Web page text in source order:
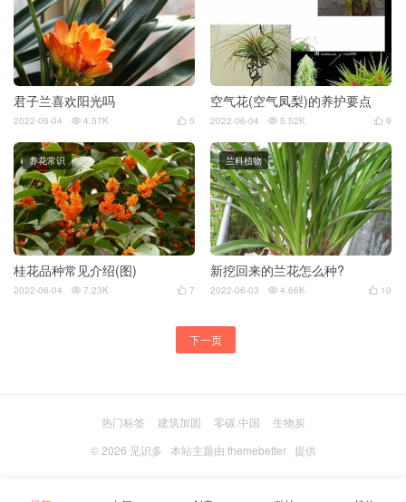
君子兰喜欢阳光吗
 5
2022-06-04  4.57K
空气花(空气凤梨)的养护要点
 9
2022-06-04  5.52K
桂花品种常见介绍(图)
养花常识
 7
2022-06-04  7.23K
新挖回来的兰花怎么种?
兰科植物
 10
2022-06-03  4.66K
下一页
热门标签 建筑加固 零碳.中国
生物炭
© 2026 见识多 本站主题由 themebetter提供